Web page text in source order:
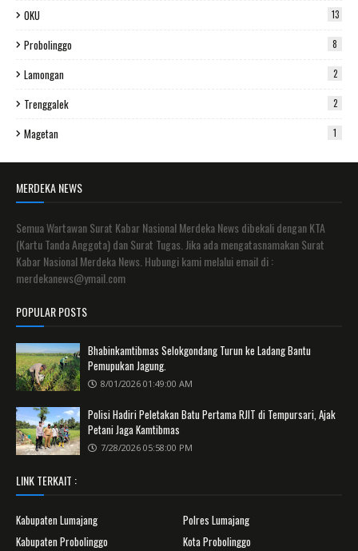
OKU 13
Probolinggo 8
Lamongan 2
Trenggalek 2
Magetan 1
MERDEKA NEWS
Semua Wartawan Surat Kabar Nasional Merdeka News dibekali dengan KTA
(Kartu Tanda Anggota) dan Surat Tugas. Jika ada mengatasnamakan Surat
Kabar Nasional Merdeka News. Hubungi kami melalui email di :
merdekanews@ymail.com
POPULAR POSTS
Bhabinkamtibmas Selokgondang Turun ke Ladang Bantu
Pemupukan Jagung.
8/01/2026 01:49:00 AM
Polisi Hadiri Peletakan Batu Pertama RJIT di Tempursari, Ajak
Petani Jaga Kamtibmas
7/28/2026 05:58:00 PM
LINK TERKAIT :
Kabupaten Lumajang
Polres Lumajang
Kabupaten Probolinggo
Kota Probolinggo